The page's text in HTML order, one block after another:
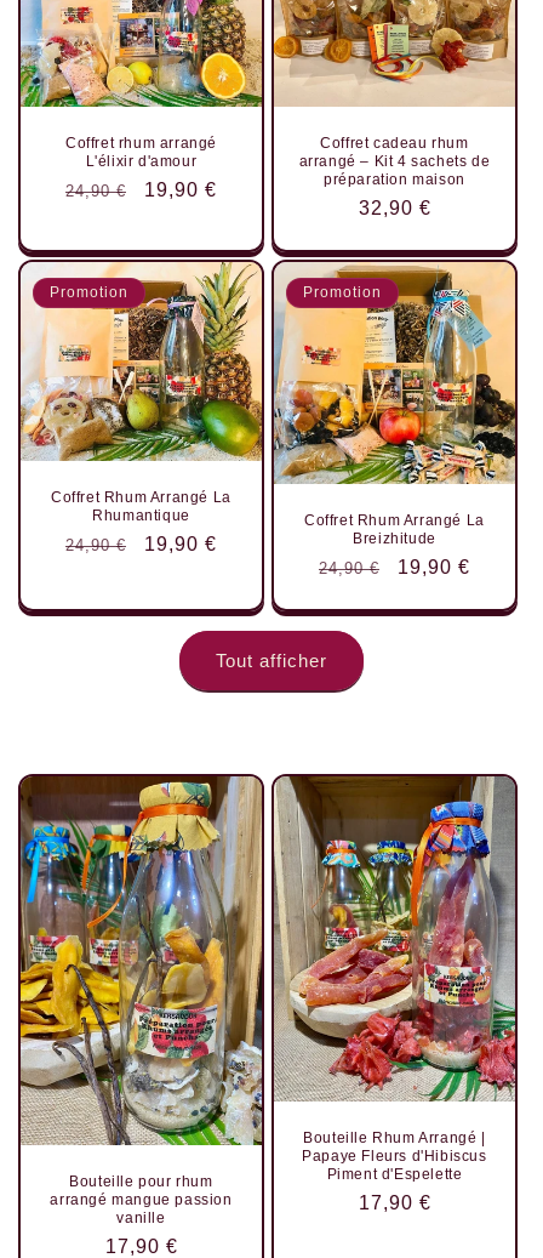
Coffret rhum arrangé
L'élixir d'amour
Prix
24,90 €
Prix
19,90 €
Coffret cadeau rhum
arrangé – Kit 4 sachets de
préparation maison
Prix
32,90 €
Promotion
Coffret Rhum Arrangé La
Rhumantique
Prix
24,90 €
Prix
19,90 €
Promotion
Coffret Rhum Arrangé La
Breizhitude
Prix
24,90 €
Prix
promotionnel
19,90 €
Tout afficher
Bouteille pour rhum
arrangé mangue passion
vanille
Prix
17,90 €
Bouteille Rhum Arrangé |
Papaye Fleurs d'Hibiscus
Piment d'Espelette
Prix
17,90 €